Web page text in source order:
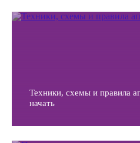
Техники, схемы и правила
начать